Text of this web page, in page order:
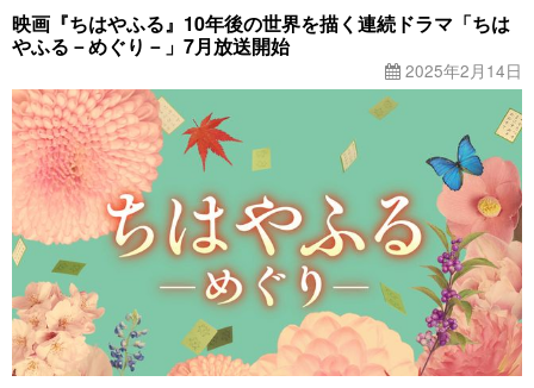
映画『ちはやふる』10年後の世界を描く連続ドラマ「ちは
やふる－めぐり－」7月放送開始
2025年2月14日